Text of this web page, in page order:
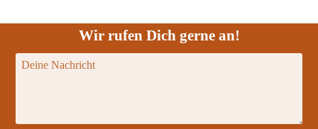
Wir rufen Dich gerne an!